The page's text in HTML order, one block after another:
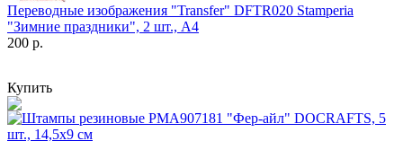
Переводные изображения "Transfer" DFTR020 Stamperia
"Зимние праздники", 2 шт., А4
200 р.
Купить